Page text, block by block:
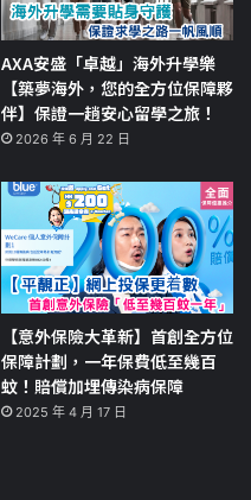
AXA安盛「卓越」海外升學樂
【築夢海外，您的全方位保障夥
伴】保證一趟安心留學之旅！
2026 年 6 月 22 日
【意外保險大革新】首創全方位
保障計劃，一年保費低至幾百
蚊！賠償加埋傳染病保障
2025 年 4 月 17 日